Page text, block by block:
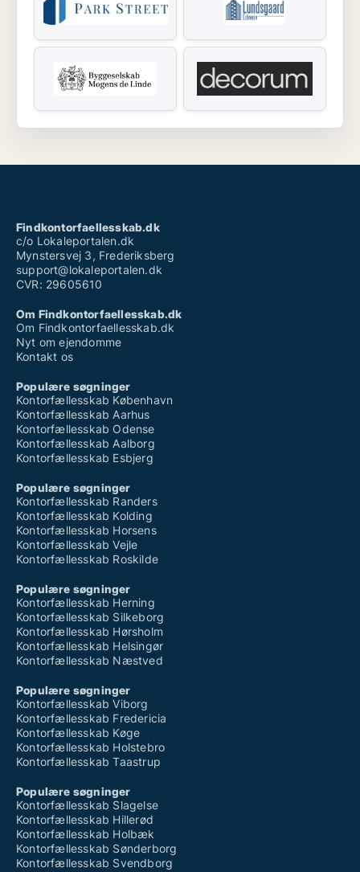
Findkontorfaellesskab.dk
c/o Lokaleportalen.dk
Mynstersvej 3, Frederiksberg
support@lokaleportalen.dk
CVR: 29605610
Om Findkontorfaellesskab.dk
Om Findkontorfaellesskab.dk
Nyt om ejendomme
Kontakt os
Populære søgninger
Kontorfællesskab København
Kontorfællesskab Aarhus
Kontorfællesskab Odense
Kontorfællesskab Aalborg
Kontorfællesskab Esbjerg
Populære søgninger
Kontorfællesskab Randers
Kontorfællesskab Kolding
Kontorfællesskab Horsens
Kontorfællesskab Vejle
Kontorfællesskab Roskilde
Populære søgninger
Kontorfællesskab Herning
Kontorfællesskab Silkeborg
Kontorfællesskab Hørsholm
Kontorfællesskab Helsingør
Kontorfællesskab Næstved
Populære søgninger
Kontorfællesskab Viborg
Kontorfællesskab Fredericia
Kontorfællesskab Køge
Kontorfællesskab Holstebro
Kontorfællesskab Taastrup
Populære søgninger
Kontorfællesskab Slagelse
Kontorfællesskab Hillerød
Kontorfællesskab Holbæk
Kontorfællesskab Sønderborg
Kontorfællesskab Svendborg